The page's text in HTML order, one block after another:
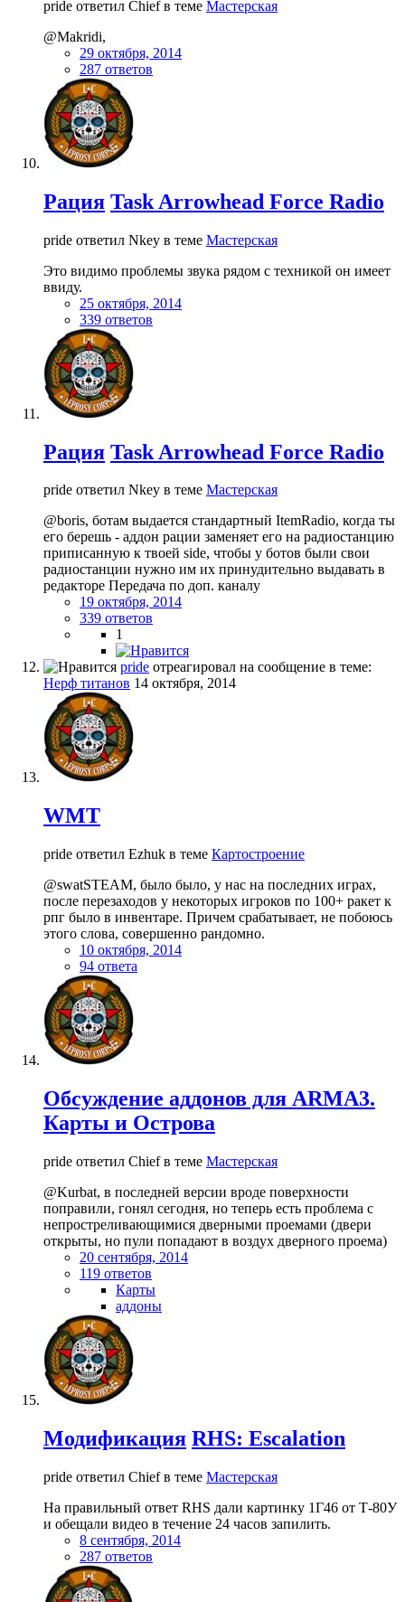
pride ответил Chief в теме Мастерская
@Makridi,
29 октября, 2014
287 ответов
Рация Task Arrowhead Force Radio
pride ответил Nkey в теме Мастерская
Это видимо проблемы звука рядом с техникой он имеет
ввиду.
25 октября, 2014
339 ответов
Рация Task Arrowhead Force Radio
pride ответил Nkey в теме Мастерская
@boris, ботам выдается стандартный ItemRadio, когда ты
его берешь - аддон рации заменяет его на радиостанцию
приписанную к твоей side, чтобы у ботов были свои
радиостанции нужно им их принудительно выдавать в
редакторе Передача по доп. каналу
19 октября, 2014
339 ответов
1
pride отреагировал на сообщение в теме:
Нерф титанов 14 октября, 2014
WMT
pride ответил Ezhuk в теме Картостроение
@swatSTEAM, было было, у нас на последних играх,
после перезаходов у некоторых игроков по 100+ ракет к
рпг было в инвентаре. Причем срабатывает, не побоюсь
этого слова, совершенно рандомно.
10 октября, 2014
94 ответа
Обсуждение аддонов для ARMA3.
Карты и Острова
pride ответил Chief в теме Мастерская
@Kurbat, в последней версии вроде поверхности
поправили, гонял сегодня, но теперь есть проблема с
непростреливающимися дверными проемами (двери
открыты, но пули попадают в воздух дверного проема)
20 сентября, 2014
119 ответов
Карты
аддоны
Модификация RHS: Escalation
pride ответил Chief в теме Мастерская
На правильный ответ RHS дали картинку 1Г46 от Т-80У
и обещали видео в течение 24 часов запилить.
8 сентября, 2014
287 ответов